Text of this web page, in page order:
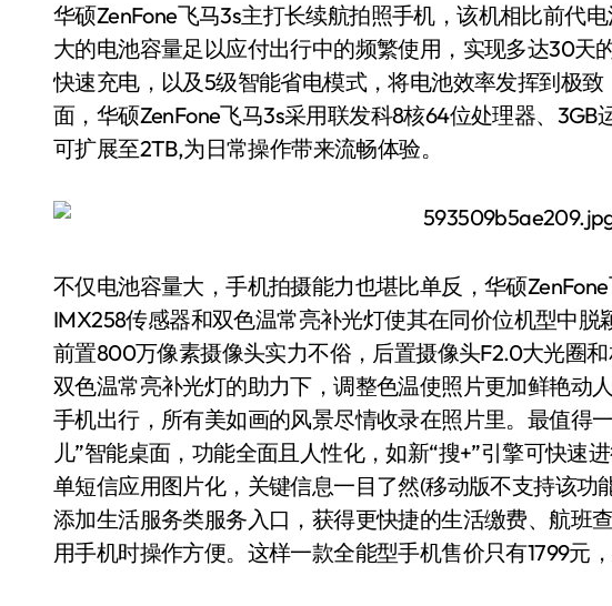
华硕ZenFone飞马3s主打长续航拍照手机，该机相比前代
大的电池容量足以应付出行中的频繁使用，实现多达30天
快速充电，以及5级智能省电模式，将电池效率发挥到极
面，华硕ZenFone飞马3s采用联发科8核64位处理器、
可扩展至2TB,为日常操作带来流畅体验。
不仅电池容量大，手机拍摄能力也堪比单反，华硕
IMX258传感器和双色温常亮补光灯使其在同价位机型中脱
前置800万像素摄像头实力不俗，后置摄像头F2.0大光圈
双色温常亮补光灯的助力下，调整色温使照片更加鲜艳动
手机出行，所有美如画的风景尽情收录在照片里。最值得
儿”智能桌面，功能全面且人性化，如新“搜+”引擎可快速
单短信应用图片化，关键信息一目了然(移动版不支持该功
添加生活服务类服务入口，获得更快捷的生活缴费、航班
用手机时操作方便。这样一款全能型手机售价只有1799元